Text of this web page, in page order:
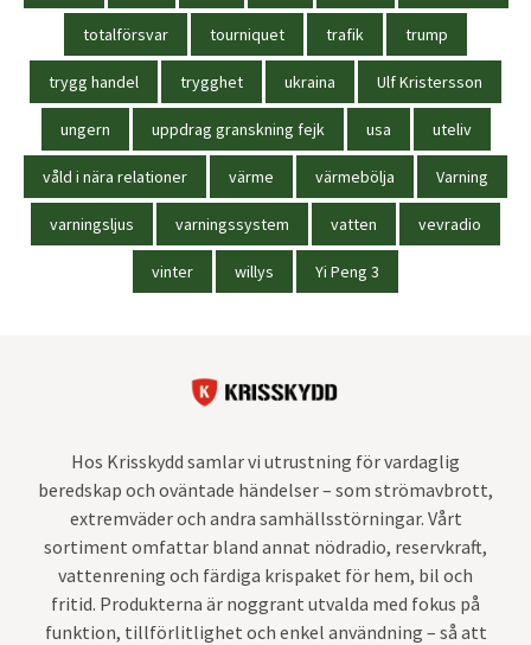
totalförsvar tourniquet trafik trump
trygg handel trygghet ukraina Ulf Kristersson
ungern uppdrag granskning fejk usa uteliv
våld i nära relationer värme värmebölja Varning
varningsljus varningssystem vatten vevradio
vinter willys Yi Peng 3
Hos Krisskydd samlar vi utrustning för vardaglig
beredskap och oväntade händelser – som strömavbrott,
extremväder och andra samhällsstörningar. Vårt
sortiment omfattar bland annat nödradio, reservkraft,
vattenrening och färdiga krispaket för hem, bil och
fritid. Produkterna är noggrant utvalda med fokus på
funktion, tillförlitlighet och enkel användning – så att